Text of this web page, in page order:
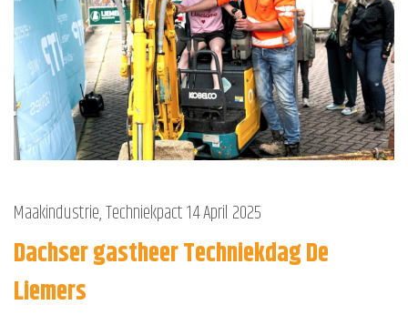
Maakindustrie,Techniekpact14 April 2025
Dachser gastheer Techniekdag De
Liemers